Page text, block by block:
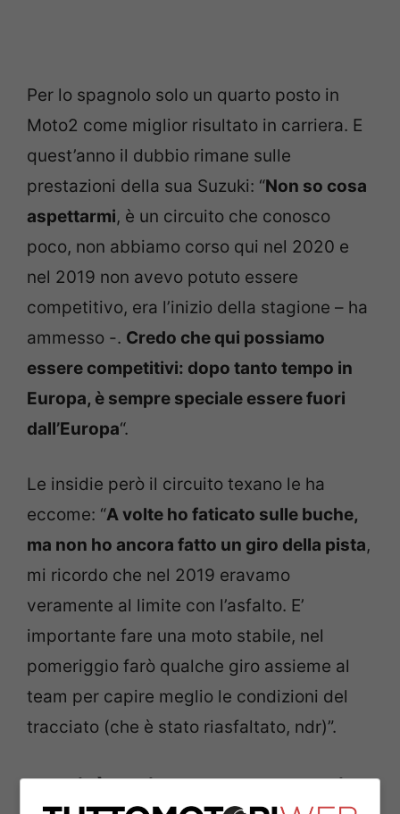
Per lo spagnolo solo un quarto posto in
Moto2 come miglior risultato in carriera. E
quest’anno il dubbio rimane sulle
prestazioni della sua Suzuki: “Non so cosa
aspettarmi, è un circuito che conosco
poco, non abbiamo corso qui nel 2020 e
nel 2019 non avevo potuto essere
competitivo, era l’inizio della stagione – ha
ammesso -. Credo che qui possiamo
essere competitivi: dopo tanto tempo in
Europa, è sempre speciale essere fuori
dall’Europa“.
Le insidie però il circuito texano le ha
eccome: “A volte ho faticato sulle buche,
ma non ho ancora fatto un giro della pista,
mi ricordo che nel 2019 eravamo
veramente al limite con l’asfalto. E’
importante fare una moto stabile, nel
pomeriggio farò qualche giro assieme al
team per capire meglio le condizioni del
tracciato (che è stato riasfaltato, ndr)”.
Novità e titolo che vola via